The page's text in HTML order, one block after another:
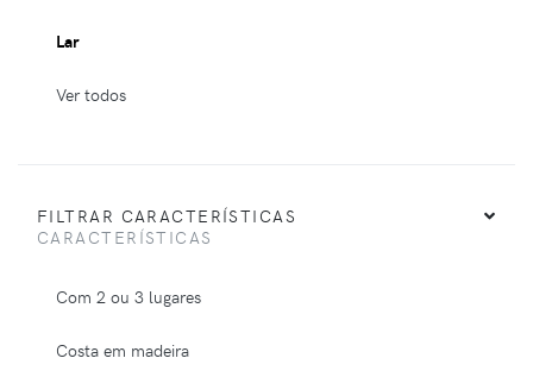
Lar
Ver todos
FILTRAR CARACTERÍSTICAS
CARACTERÍSTICAS
Com 2 ou 3 lugares
Costa em madeira